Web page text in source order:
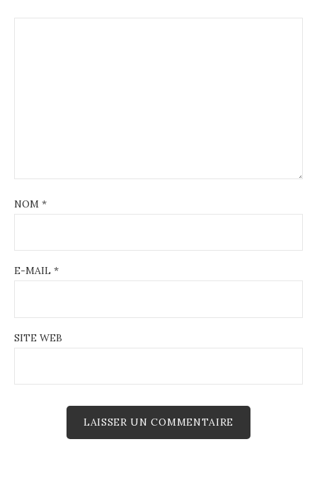
NOM *
E-MAIL *
SITE WEB